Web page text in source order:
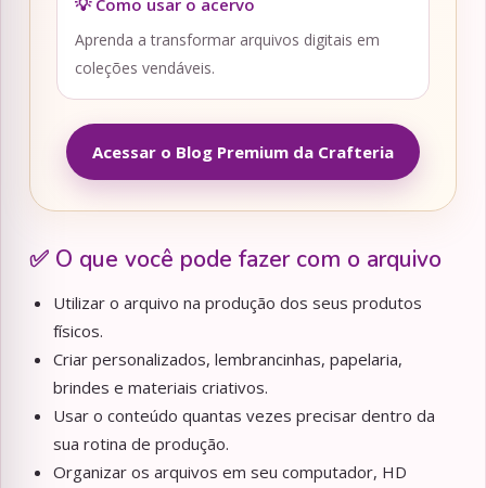
💡 Como usar o acervo
Aprenda a transformar arquivos digitais em
coleções vendáveis.
Acessar o Blog Premium da Crafteria
✅ O que você pode fazer com o arquivo
Utilizar o arquivo na produção dos seus produtos
físicos.
Criar personalizados, lembrancinhas, papelaria,
brindes e materiais criativos.
Usar o conteúdo quantas vezes precisar dentro da
sua rotina de produção.
Organizar os arquivos em seu computador, HD